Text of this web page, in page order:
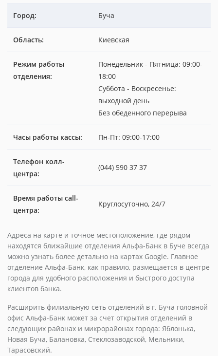
Город: Буча
Область: Киевская
Режим работы
отделения:
Понедельник - Пятница: 09:00-
18:00
Суббота - Воскресенье:
выходной день
Без обеденного перерыва
Часы работы кассы: Пн-Пт: 09:00-17:00
Телефон колл-
центра:
(044) 590 37 37
Время работы call-
центра:
Круглосуточно, 24/7
Адреса на карте и точное местоположение, где рядом
находятся ближайшие отделения Альфа-Банк в Буче всегда
можно узнать более детально на картах Google. Главное
отделение Альфа-Банк, как правило, размещается в центре
города для удобного расположения и быстрого доступа
клиентов банка.
Расширить филиальную сеть отделений в г. Буча головной
офис Альфа-Банк может за счет открытия отделений в
следующих районах и микрорайонах города: Яблонька,
Новая Буча, Балановка, Стеклозаводской, Мельники,
Тарасовский.